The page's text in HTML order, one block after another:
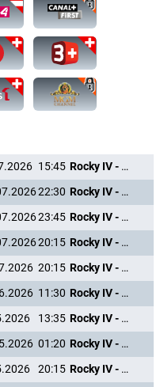
15:45
Rocky IV - Der Kampf des Jahrhunderts
22:30
Rocky IV - Der Kampf des Jahrhunderts
23:45
Rocky IV - Der Kampf des Jahrhunderts
20:15
Rocky IV - Der Kampf des Jahrhunderts
20:15
Rocky IV - Der Kampf des Jahrhunderts
11:30
Rocky IV - Der Kampf des Jahrhunderts
13:35
Rocky IV - Der Kampf des Jahrhunderts
01:20
Rocky IV - Der Kampf des Jahrhunderts
20:15
Rocky IV - Der Kampf des Jahrhunderts